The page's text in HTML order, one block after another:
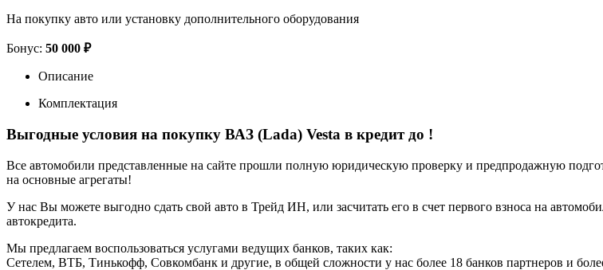
На покупку авто или установку дополнительного оборудования
Бонус: 50 000 ₽
Описание
Комплектация
Выгодные условия на покупку ВАЗ (Lada) Vesta в кредит до !
Все автомобили представленные на сайте прошли полную юридическую проверку и предпродажную
на основные агрегаты!
У нас Вы можете выгодно сдать свой авто в Трейд ИН, или засчитать его в счет первого взноса на
автокредита.
Мы предлагаем воспользоваться услугами ведущих банков, таких как:
Сетелем, ВТБ, Тинькофф, Совкомбанк и другие, в общей сложности у нас более 18 банков партнеров и